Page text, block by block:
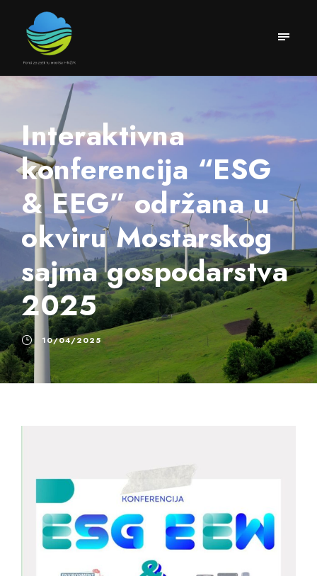
Interaktivna
konferencija “ESG
& EEG” održana u
okviru Mostarskog
sajma gospodarstva
2025
10/04/2025